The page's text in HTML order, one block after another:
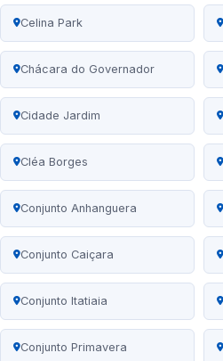
Celina Park
Chácara do Governador
Cidade Jardim
Cléa Borges
Conjunto Anhanguera
Conjunto Caiçara
Conjunto Itatiaia
Conjunto Primavera